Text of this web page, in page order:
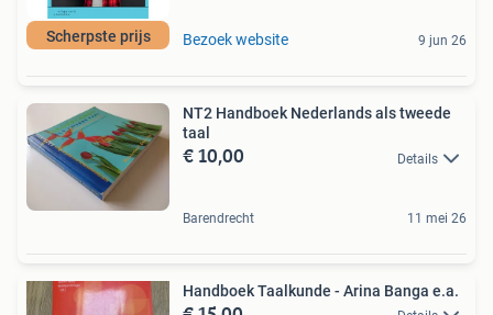
Scherpste prijs Bezoek website 9 jun 26
NT2 Handboek Nederlands als tweede
taal
€ 10,00 Details
Barendrecht 11 mei 26
Handboek Taalkunde - Arina Banga e.a.